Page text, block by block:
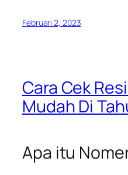
Februari 2, 2023
Cara Cek
Mudah Di
Apa itu